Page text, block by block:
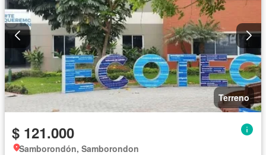
Terreno
$ 121.000
Samborondón, Samborondon